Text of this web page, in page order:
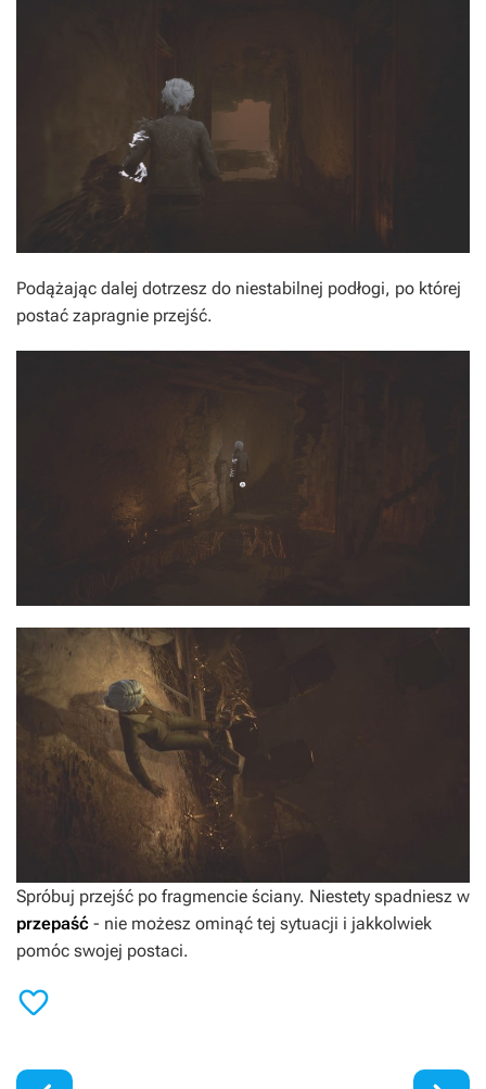
Podążając dalej dotrzesz do niestabilnej podłogi, po której
postać zapragnie przejść.
Spróbuj przejść po fragmencie ściany. Niestety spadniesz w
przepaść - nie możesz ominąć tej sytuacji i jakkolwiek
pomóc swojej postaci.
